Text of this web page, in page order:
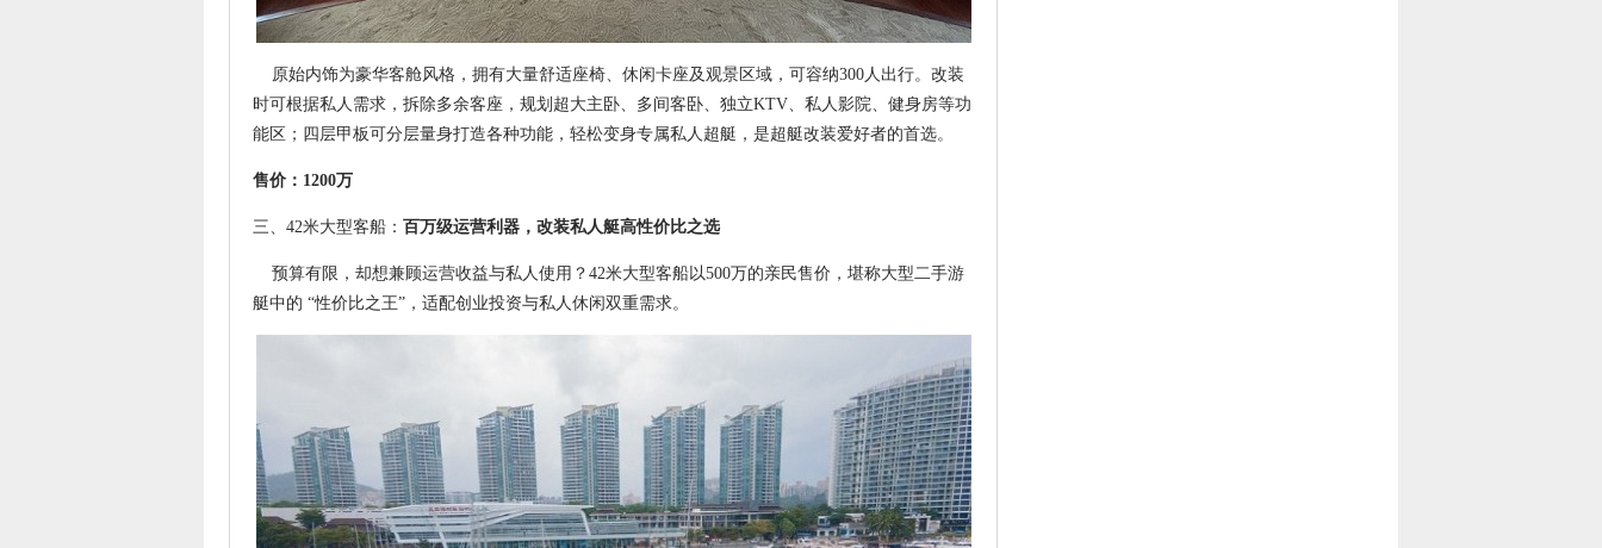
原始内饰为豪华客舱风格，拥有大量舒适座椅、休闲卡座及观景区域，可容纳300人出行。改装
时可根据私人需求，拆除多余客座，规划超大主卧、多间客卧、独立KTV、私人影院、健身房等功
能区；四层甲板可分层量身打造各种功能，轻松变身专属私人超艇，是超艇改装爱好者的首选。
售价：1200万
三、42米大型客船： 百万级运营利器，改装私人艇高性价比之选
预算有限，却想兼顾运营收益与私人使用？42米大型客船以500万的亲民售价，堪称大型二手游
艇中的 “性价比之王”，适配创业投资与私人休闲双重需求。